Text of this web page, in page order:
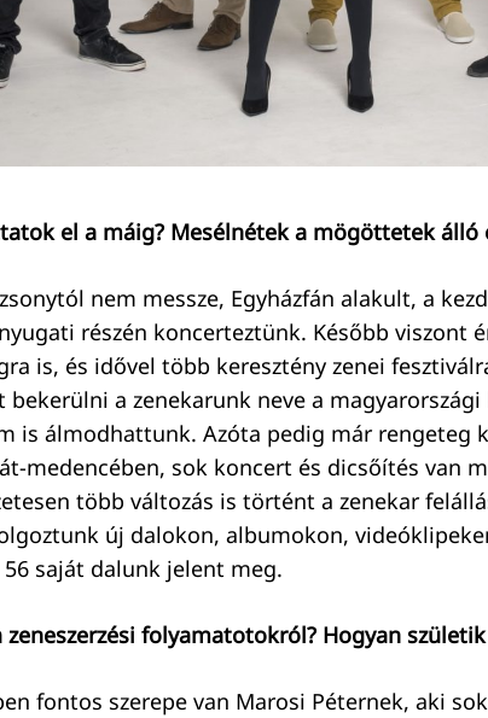
el a máig? Mesélnétek a mögöttetek álló
nem messze, Egyházfán alakult, a
részén koncerteztünk. Később viszont
is, és idővel több keresztény zenei
bekerülni a zenekarunk neve a
is álmodhattunk. Azóta pedig már
medencében, sok koncert és dicsőítés van
több változás is történt a zenekar
új dalokon, albumokon,
saját dalunk jelent meg.
zeneszerzési folyamatotokról? Hogyan
fontos szerepe van Marosi Péternek, aki